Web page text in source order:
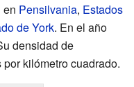
en Pensilvania, Estados
de York. En el año
densidad de
kilómetro cuadrado.